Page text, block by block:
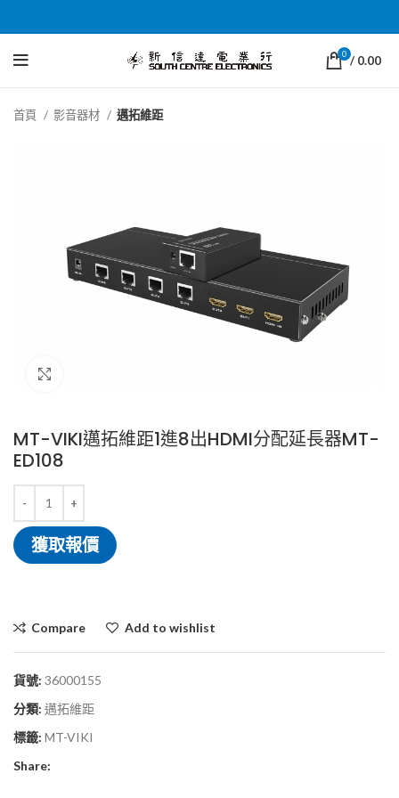
0 / 0.00
首頁 影音器材 邁拓維距
MT-VIKI邁拓維距1進8出HDMI分配延長器MT-
ED108
獲取報價
Compare Add to wishlist
貨號: 36000155
分類: 邁拓維距
標籤: MT-VIKI
Share: